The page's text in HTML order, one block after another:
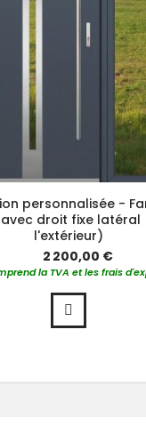
personnalisée -
droit fixe latéral
l'extérieur)
2 200,00 €
la TVA et les frais